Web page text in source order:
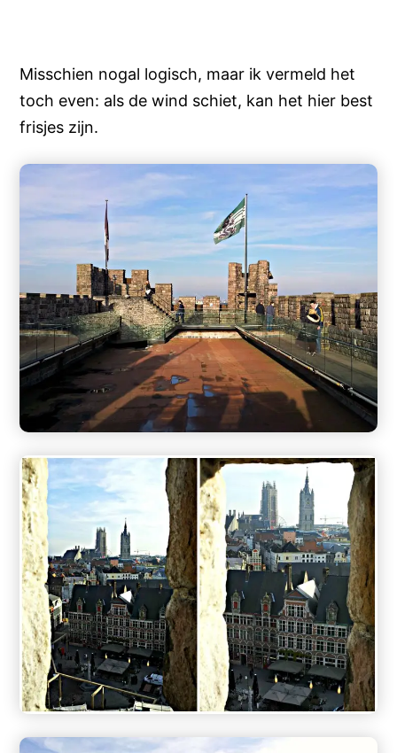
Misschien nogal logisch, maar ik vermeld het
toch even: als de wind schiet, kan het hier best
frisjes zijn.